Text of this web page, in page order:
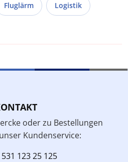
Fluglärm Logistik
oder zu Bestellungen
Kundenservice:
123 25 125